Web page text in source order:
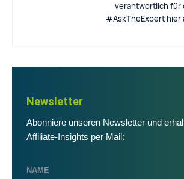
verantwortlich für
#AskTheExpert hier
Newsletter
Abonniere unseren Newsletter und
Affiliate-Insights per Mail: